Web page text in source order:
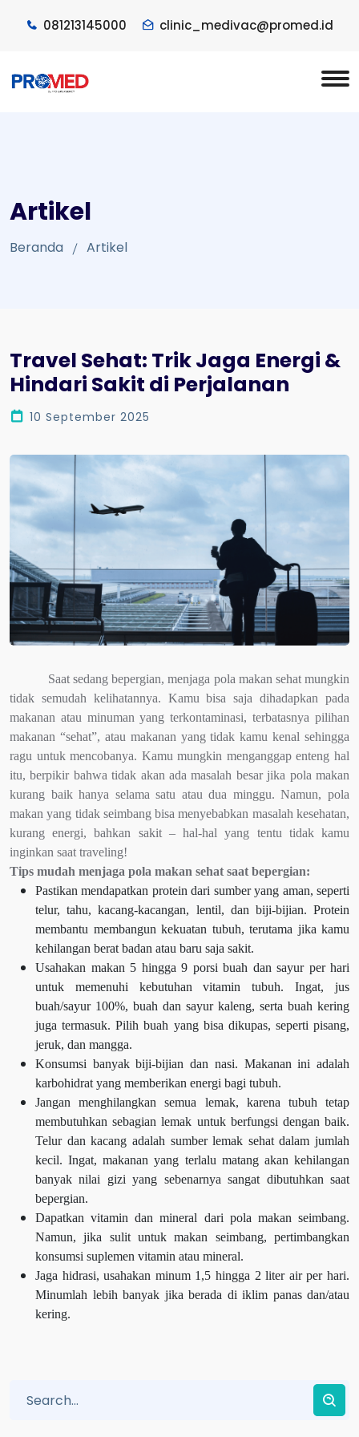
081213145000 clinic_medivac@promed.id
Artikel
Beranda Artikel
Travel Sehat: Trik Jaga Energi &
Hindari Sakit di Perjalanan
10 September 2025
Saat sedang bepergian, menjaga pola makan sehat mungkin
tidak semudah kelihatannya. Kamu bisa saja dihadapkan pada
makanan atau minuman yang terkontaminasi, terbatasnya pilihan
makanan “sehat”, atau makanan yang tidak kamu kenal sehingga
ragu untuk mencobanya. Kamu mungkin menganggap enteng hal
itu, berpikir bahwa tidak akan ada masalah besar jika pola makan
kurang baik hanya selama satu atau dua minggu. Namun, pola
makan yang tidak seimbang bisa menyebabkan masalah kesehatan,
kurang energi, bahkan sakit – hal-hal yang tentu tidak kamu
inginkan saat traveling!
Tips mudah menjaga pola makan sehat saat bepergian:
Pastikan mendapatkan protein dari sumber yang aman, seperti
telur, tahu, kacang-kacangan, lentil, dan biji-bijian. Protein
membantu membangun kekuatan tubuh, terutama jika kamu
kehilangan berat badan atau baru saja sakit.
Usahakan makan 5 hingga 9 porsi buah dan sayur per hari
untuk memenuhi kebutuhan vitamin tubuh. Ingat, jus
buah/sayur 100%, buah dan sayur kaleng, serta buah kering
juga termasuk. Pilih buah yang bisa dikupas, seperti pisang,
jeruk, dan mangga.
Konsumsi banyak biji-bijian dan nasi. Makanan ini adalah
karbohidrat yang memberikan energi bagi tubuh.
Jangan menghilangkan semua lemak, karena tubuh tetap
membutuhkan sebagian lemak untuk berfungsi dengan baik.
Telur dan kacang adalah sumber lemak sehat dalam jumlah
kecil. Ingat, makanan yang terlalu matang akan kehilangan
banyak nilai gizi yang sebenarnya sangat dibutuhkan saat
bepergian.
Dapatkan vitamin dan mineral dari pola makan seimbang.
Namun, jika sulit untuk makan seimbang, pertimbangkan
konsumsi suplemen vitamin atau mineral.
Jaga hidrasi, usahakan minum 1,5 hingga 2 liter air per hari.
Minumlah lebih banyak jika berada di iklim panas dan/atau
kering.